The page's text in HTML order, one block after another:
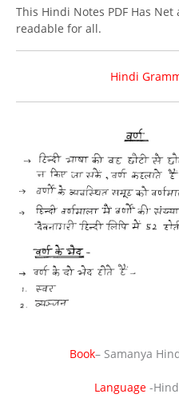
This Hindi Notes PDF Has
readable for all.
Hindi
Book– Samanya
Language -